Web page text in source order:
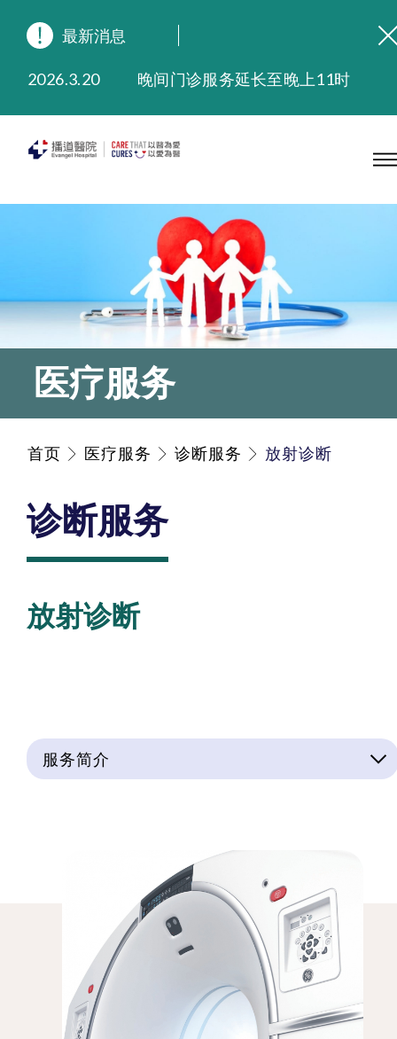
最新消息
2026.8.3
2026.3.20
晚间门诊服务延长至晚上11时
2025.8.4
播道医院体检服务获客户正面评价
医疗服务
首页 医疗服务 诊断服务 放射诊断
诊断服务
放射诊断
服务简介